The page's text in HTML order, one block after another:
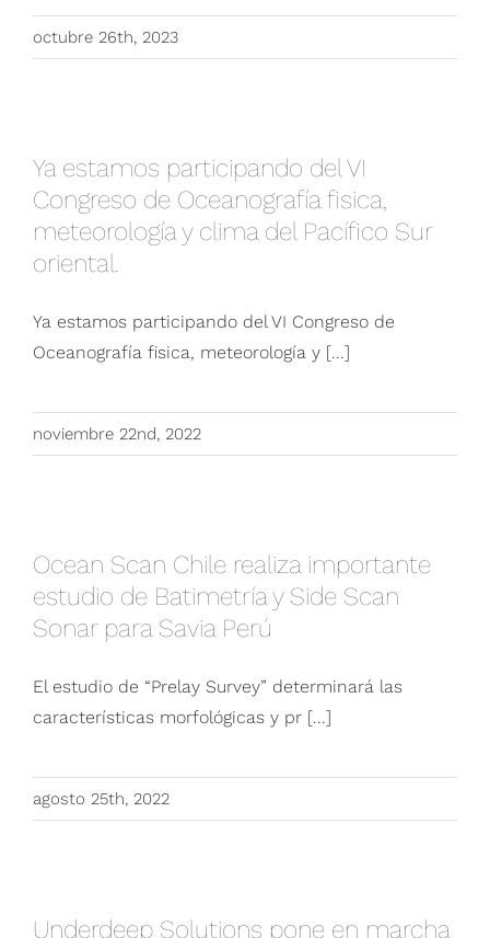
octubre 26th, 2023
Oceanografía fisica, meteorología y clima del
Pacífico Sur oriental.
Ya estamos participando del VI
Congreso de Oceanografía fisica,
meteorología y clima del Pacífico Sur
oriental.
Ya estamos participando del VI Congreso de
Oceanografía fisica, meteorología y [...]
noviembre 22nd, 2022
de Batimetría y Side Scan Sonar para Savia
Perú
Ocean Scan Chile realiza importante
estudio de Batimetría y Side Scan
Sonar para Savia Perú
El estudio de “Prelay Survey” determinará las
características morfológicas y pr [...]
agosto 25th, 2022
cámara hiperbárica que aporta a la seguridad
Underdeep Solutions pone en marcha